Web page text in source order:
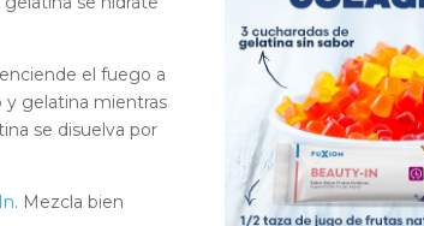
el fuego a
y gelatina mientras
se disuelva por
. Mezcla bien